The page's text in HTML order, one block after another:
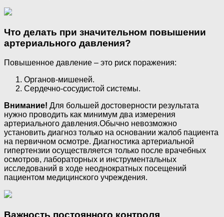
Что делать при значительном повышении
артериального давления?
Повышенное давление – это риск поражения:
Органов-мишеней.
Сердечно-сосудистой системы.
Внимание! Для большей достоверности результата
нужно проводить как минимум два измерения
артериального давления.Обычно невозможно
установить диагноз только на основании жалоб пациента
на первичном осмотре. Диагностика артериальной
гипертензии осуществляется только после врачебных
осмотров, лабораторных и инструментальных
исследований в ходе неоднократных посещений
пациентом медицинского учреждения.
Важность постоянного контроля